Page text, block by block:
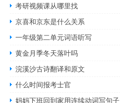
考研视频课从哪里找
京喜和京东是什么关系
一年级第二单元词语听写
黄金月季冬天落叶吗
浣溪沙古诗翻译和原文
什么时间报考士官
妈妈下班回到家用连续动词写句子